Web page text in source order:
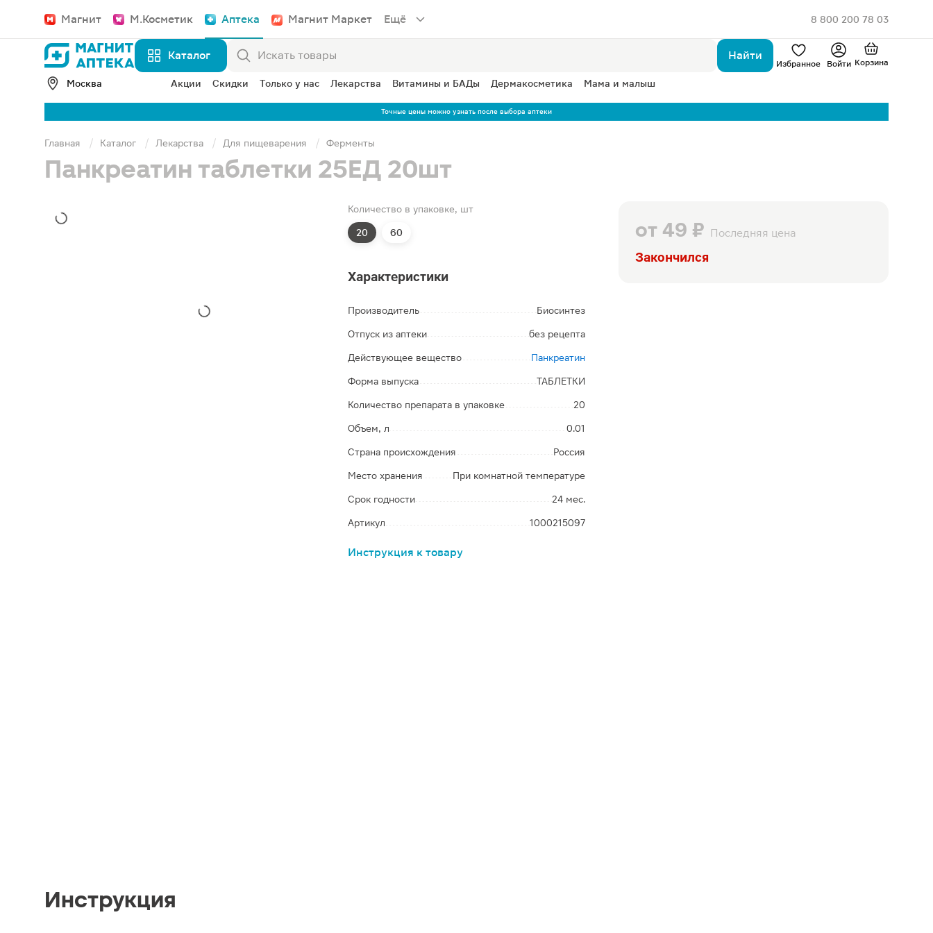
Магнит М.Косметик Аптека Магнит Маркет Ещё 8 800 200 78 03
Каталог Найти
Избранное Войти Корзина
Москва Акции Скидки Только у нас Лекарства Витамины и БАДы Дермакосметика Мама и малыш
Точные цены можно узнать после выбора аптеки
Главная Каталог Лекарства Для пищеварения Ферменты
Панкреатин таблетки 25ЕД 20шт
от 49 ₽ Последняя цена
Закончился
Количество в упаковке, шт
20 60
Характеристики
Производитель Биосинтез
Отпуск из аптеки без рецепта
Действующее вещество Панкреатин
Форма выпуска ТАБЛЕТКИ
Количество препарата в упаковке 20
Объем, л 0.01
Страна происхождения Россия
Место хранения При комнатной температуре
Срок годности 24 мес.
Артикул 1000215097
Инструкция к товару
Инструкция